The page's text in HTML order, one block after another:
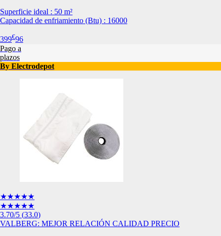
Superficie ideal : 50 m²
Capacidad de enfriamiento (Btu) : 16000
399€96
Pago a
plazos
By Electrodepot
★★★★★
★★★★★
3.70/5 (33.0)
VALBERG: MEJOR RELACIÓN CALIDAD PRECIO
Estas cookies nos